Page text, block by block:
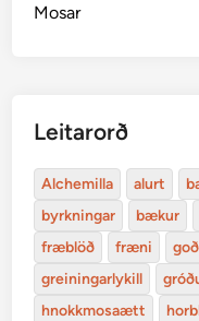
Mosar
Leitarorð
Alchemilla alurt
byrkningar
bækur
fræblöð
fræni
greiningarlykill
hnokkmosaætt